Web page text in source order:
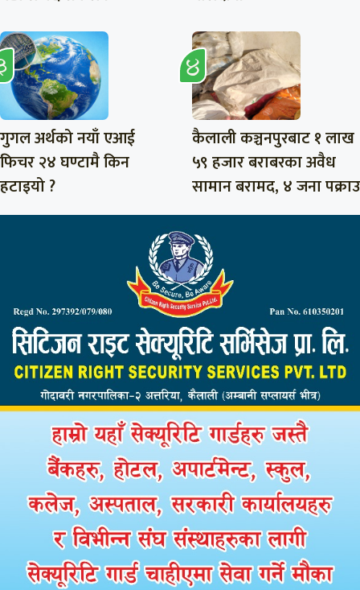
गुगल अर्थको नयाँ एआई
फिचर २४ घण्टामै किन
हटाइयो ?
कैलाली कञ्चनपुरबाट १ लाख
५९ हजार बराबरका अवैध
सामान बरामद, ४ जना पक्राउ